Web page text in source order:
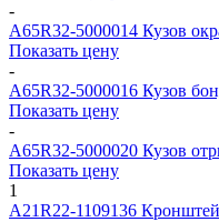
-
A65R32-5000014 Кузов
Показать цену
-
A65R32-5000016 Кузов
Показать цену
-
A65R32-5000020 Кузов
Показать цену
1
А21R22-1109136